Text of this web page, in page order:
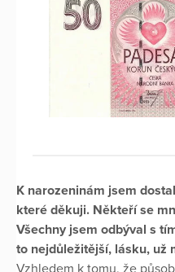
K narozeninám jsem
které děkuji. Někteří se
Všechny jsem odbýval s
to nejdůležitější, lásku, už